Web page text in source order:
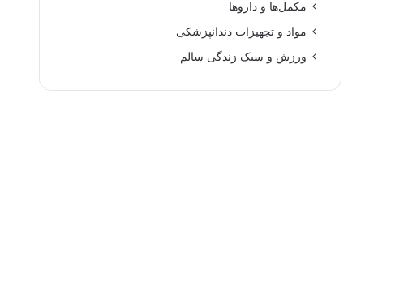
مکمل‌ها و داروها
مواد و تجهیزات دندانپزشکی
ورزش و سبک زندگی سالم